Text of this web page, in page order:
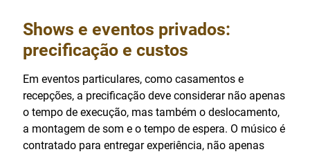
Shows e eventos privados:
precificação e custos
Em eventos particulares, como casamentos e
recepções, a precificação deve considerar não apenas
o tempo de execução, mas também o deslocamento,
a montagem de som e o tempo de espera. O músico é
contratado para entregar experiência, não apenas